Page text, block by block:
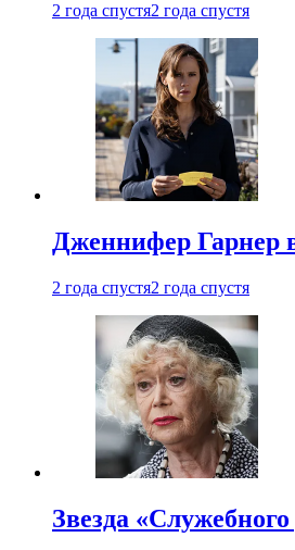
2 года спустя2 года спустя
Дженнифер Гарнер
2 года спустя2 года спустя
Звезда